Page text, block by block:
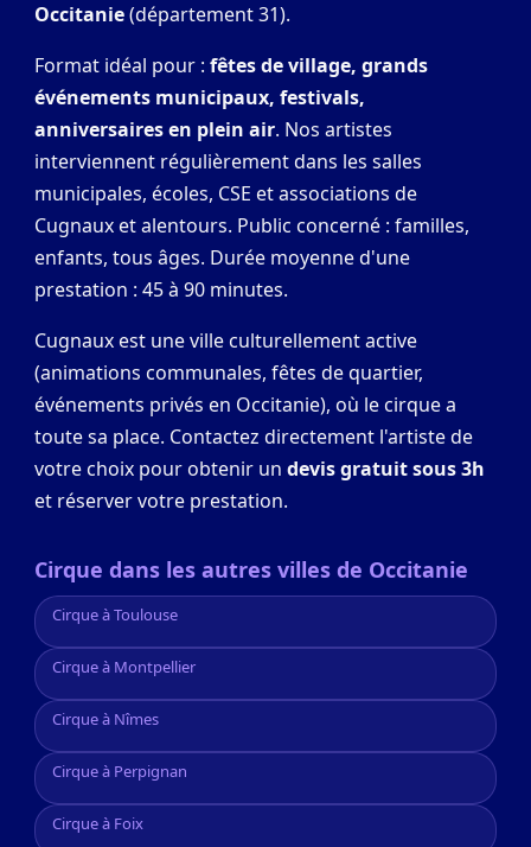
Occitanie(département 31).
Format idéal pour : fêtes de village, grands
événements municipaux, festivals,
anniversaires en plein air. Nos artistes
interviennent régulièrement dans les salles
municipales, écoles, CSE et associations de
Cugnaux et alentours. Public concerné : familles,
enfants, tous âges. Durée moyenne d'une
prestation : 45 à 90 minutes.
Cugnaux est une ville culturellement active
(animations communales, fêtes de quartier,
événements privés en Occitanie), où le cirque a
toute sa place. Contactez directement l'artiste de
votre choix pour obtenir un devis gratuit sous 3h
et réserver votre prestation.
Cirque dans les autres villes de Occitanie
Cirque à Toulouse
Cirque à Montpellier
Cirque à Nîmes
Cirque à Perpignan
Cirque à Foix